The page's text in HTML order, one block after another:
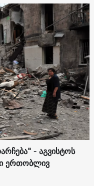
- აგვისტოს
ერთობლივ